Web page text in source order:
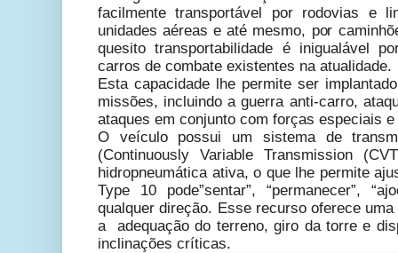
facilmente transportável por rodovias e
unidades aéreas e até mesmo, por
quesito transportabilidade é inigualável
carros de combate existentes na atualidade.
Esta capacidade lhe permite ser
missões, incluindo a guerra anti-carro,
ataques em conjunto com forças especiais
O veículo possui um sistema de
(Continuously Variable Transmission
hidropneumática ativa, o que lhe permite
Type 10 pode”sentar”, “permanecer”,
qualquer direção. Esse recurso oferece
a adequação do terreno, giro da torre e
inclinações críticas.